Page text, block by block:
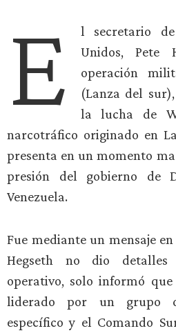
E
l secretario
Unidos, Pete
operación
(Lanza del
la lucha de
narcotráfico originado en
presenta en un momento
presión del gobierno de
Venezuela.
Fue mediante un mensaje
Hegseth no dio detalles
operativo, solo informó
liderado por un grupo
específico y el Comando